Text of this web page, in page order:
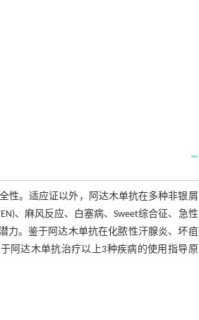
性。适应证以外，阿达木单抗在多种非银屑
、麻风反应、白塞病、Sweet综合征、急性
力。鉴于阿达木单抗在化脓性汗腺炎、坏疽
阿达木单抗治疗以上3种疾病的使用指导原